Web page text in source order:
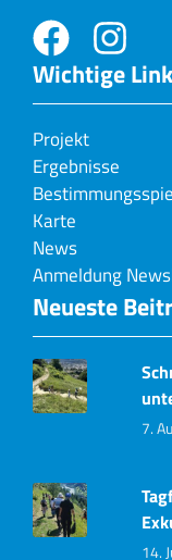
Wichtige
Projekt
Ergebnisse
Karte
News
Anmeldung
Neueste
7.
14.